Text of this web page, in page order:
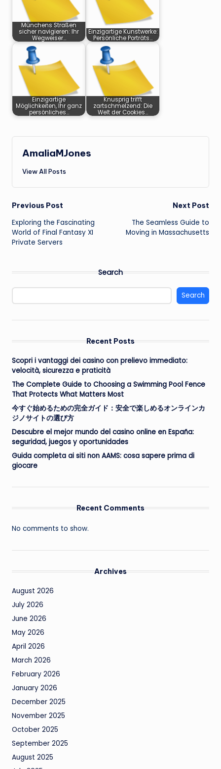
Münchens Straßen
sicher navigieren: Ihr
Wegweiser…
Einzigartige Kunstwerke:
Persönliche Porträts…
Einzigartige
Möglichkeiten, Ihr ganz
persönliches…
Knusprig trifft
zartschmelzend: Die
Welt der Cookies…
AmaliaMJones
View All Posts
Post
navigation
Previous Post
Exploring the Fascinating
World of Final Fantasy XI
Private Servers
Next Post
The Seamless Guide to
Moving in Massachusetts
Search
Search
Recent Posts
Scopri i vantaggi dei casino con prelievo immediato:
velocità, sicurezza e praticità
The Complete Guide to Choosing a Swimming Pool Fence
That Protects What Matters Most
今すぐ始めるための完全ガイド：安全で楽しめるオンラインカ
ジノサイトの選び方
Descubre el mejor mundo del casino online en España:
seguridad, juegos y oportunidades
Guida completa ai siti non AAMS: cosa sapere prima di
giocare
Recent Comments
No comments to show.
Archives
August 2026
July 2026
June 2026
May 2026
April 2026
March 2026
February 2026
January 2026
December 2025
November 2025
October 2025
September 2025
August 2025